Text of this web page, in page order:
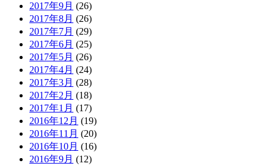
2017年9月 (26)
2017年8月 (26)
2017年7月 (29)
2017年6月 (25)
2017年5月 (26)
2017年4月 (24)
2017年3月 (28)
2017年2月 (18)
2017年1月 (17)
2016年12月 (19)
2016年11月 (20)
2016年10月 (16)
2016年9月 (12)